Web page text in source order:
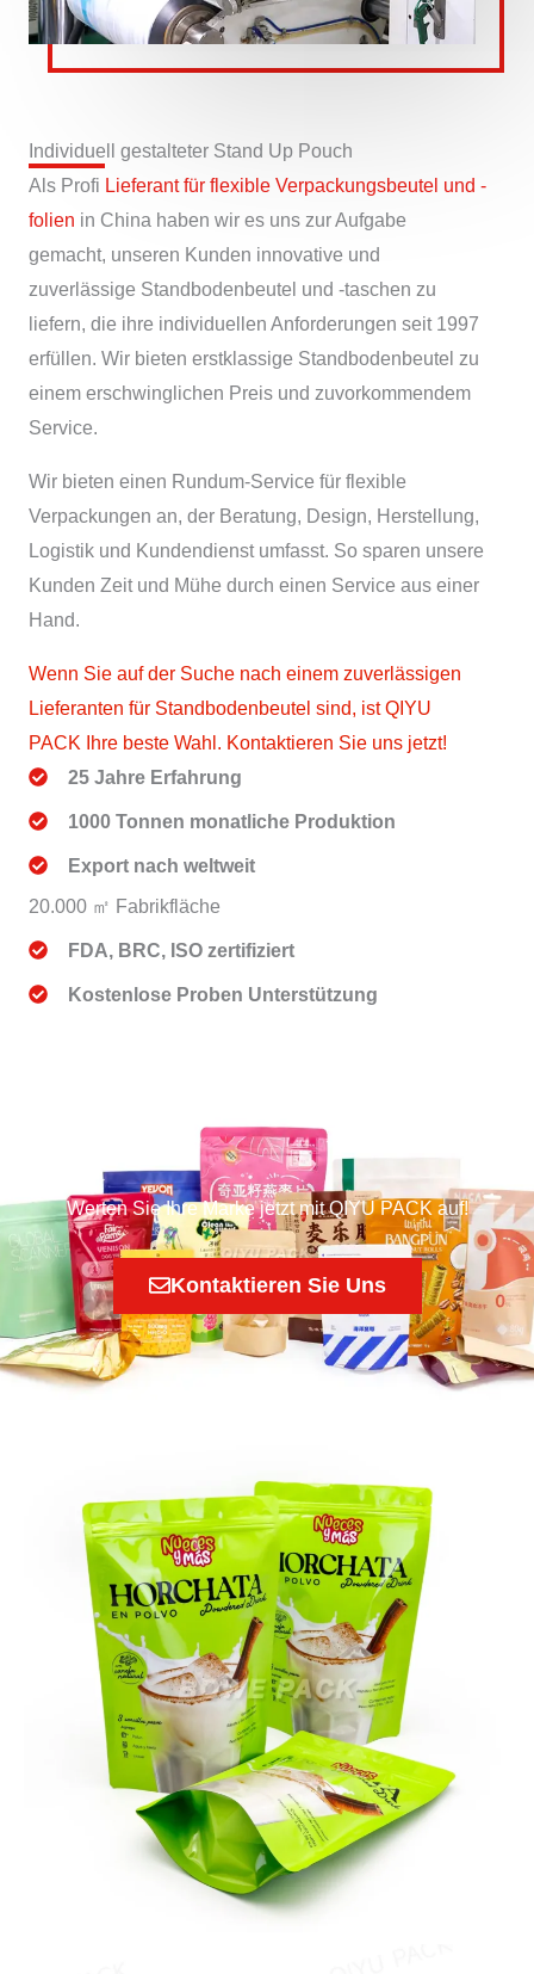
Individuell gestalteter Stand Up Pouch
Als Profi Lieferant für flexible Verpackungsbeutel und -
folien in China haben wir es uns zur Aufgabe
gemacht, unseren Kunden innovative und
zuverlässige Standbodenbeutel und -taschen zu
liefern, die ihre individuellen Anforderungen seit 1997
erfüllen. Wir bieten erstklassige Standbodenbeutel zu
einem erschwinglichen Preis und zuvorkommendem
Service.
Wir bieten einen Rundum-Service für flexible
Verpackungen an, der Beratung, Design, Herstellung,
Logistik und Kundendienst umfasst. So sparen unsere
Kunden Zeit und Mühe durch einen Service aus einer
Hand.
Wenn Sie auf der Suche nach einem zuverlässigen
Lieferanten für Standbodenbeutel sind, ist QIYU
PACK Ihre beste Wahl. Kontaktieren Sie uns jetzt!
25 Jahre Erfahrung
1000 Tonnen monatliche Produktion
Export nach weltweit
20.000 ㎡ Fabrikfläche
FDA, BRC, ISO zertifiziert
Kostenlose Proben Unterstützung
Werten Sie Ihre Marke jetzt mit QIYU PACK auf!
Kontaktieren Sie Uns